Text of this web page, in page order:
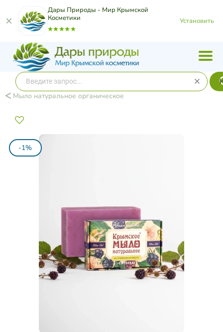
Дары Природы - Мир Крымской
Косметики
Установить
Мыло натуральное органическое
-1%